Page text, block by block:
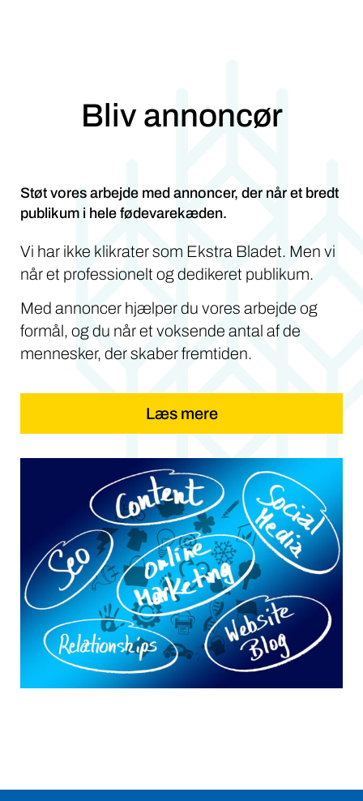
Bliv annoncør
Støt vores arbejde med annoncer, der når et bredt
publikum i hele fødevarekæden.
Vi har ikke klikrater som Ekstra Bladet. Men vi
når et professionelt og dedikeret publikum.
Med annoncer hjælper du vores arbejde og
formål, og du når et voksende antal af de
mennesker, der skaber fremtiden.
Læs mere